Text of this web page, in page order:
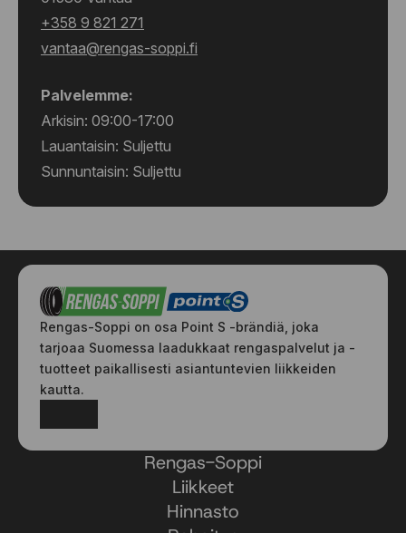
+358 9 821 271
vantaa@rengas-soppi.fi
Palvelemme:
Arkisin: 09:00-17:00
Lauantaisin: Suljettu
Sunnuntaisin: Suljettu
Rengas-Soppi on osa Point S -brändiä, joka
tarjoaa Suomessa laadukkaat rengaspalvelut ja -
tuotteet paikallisesti asiantuntevien liikkeiden
kautta.
Rengas-Soppi
Liikkeet
Hinnasto